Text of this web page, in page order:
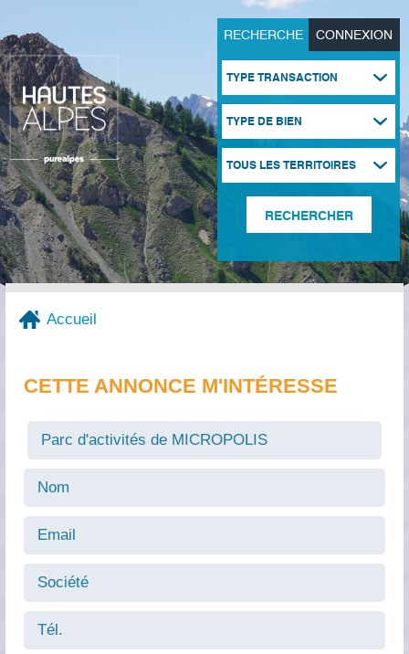
RECHERCHE
TYPE TRANSACTION
TYPE DE BIEN
TOUS LES TERRITOIRES
CONNEXION
Accueil
CETTE ANNONCE M'INTÉRESSE